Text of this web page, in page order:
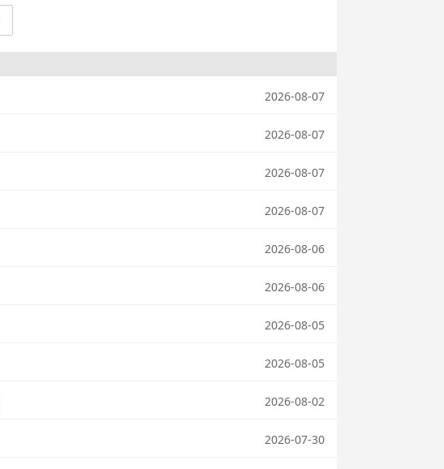
2026-08-07
2026-08-07
2026-08-07
2026-08-07
2026-08-06
2026-08-06
2026-08-05
2026-08-05
2026-08-02
2026-07-30